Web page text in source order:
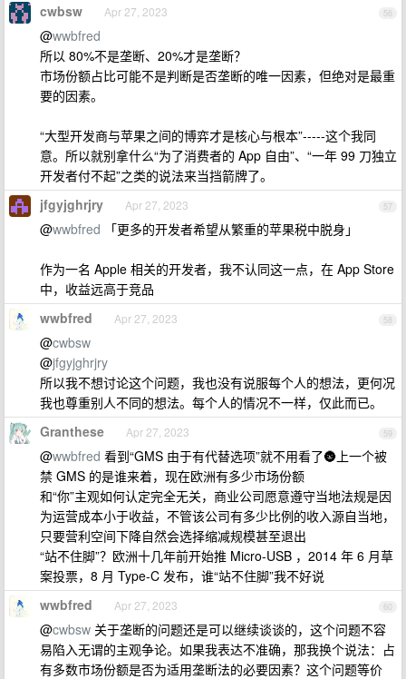
56
cwbsw Apr 27, 2023
@wwbfred
所以 80%不是垄断、20%才是垄断？
市场份额占比可能不是判断是否垄断的唯一因素，但绝对是最重
要的因素。
“大型开发商与苹果之间的博弈才是核心与根本”-----这个我同
意。所以就别拿什么“为了消费者的 App 自由”、“一年 99 刀独立
开发者付不起”之类的说法来当挡箭牌了。
57
jfgyjghrjry Apr 27, 2023
@wwbfred 「更多的开发者希望从繁重的苹果税中脱身」
作为一名 Apple 相关的开发者，我不认同这一点，在 App Store
中，收益远高于竞品
58
wwbfred Apr 27, 2023
@cwbsw
@jfgyjghrjry
所以我不想讨论这个问题，我也没有说服每个人的想法，更何况
我也尊重别人不同的想法。每个人的情况不一样，仅此而已。
59
Granthese Apr 27, 2023
@wwbfred 看到“GMS 由于有代替选项”就不用看了🌚上一个被
禁 GMS 的是谁来着，现在欧洲有多少市场份额
和“你”主观如何认定完全无关，商业公司愿意遵守当地法规是因
为运营成本小于收益，不管该公司有多少比例的收入源自当地，
只要营利空间下降自然会选择缩减规模甚至退出
“站不住脚”？欧洲十几年前开始推 Micro-USB ，2014 年 6 月草
案投票，8 月 Type-C 发布，谁“站不住脚”我不好说
60
wwbfred Apr 27, 2023
@cwbsw 关于垄断的问题还是可以继续谈谈的，这个问题不容
易陷入无谓的主观争论。如果我表达不准确，那我换个说法：占
有多数市场份额是否为适用垄断法的必要因素？这个问题等价